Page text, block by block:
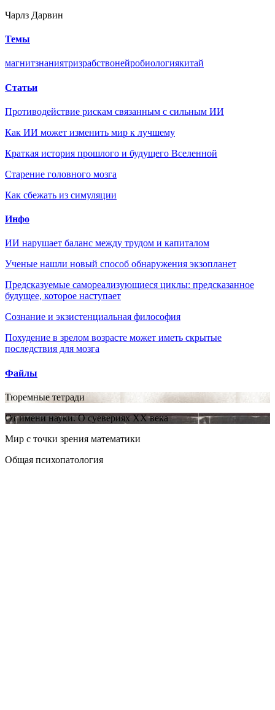
Чарлз Дарвин
Темы
магнитзнаниятризрабствонейробиологиякитай
Статьи
Противодействие рискам связанным с сильным ИИ
Как ИИ может изменить мир к лучшему
Краткая история прошлого и будущего Вселенной
Старение головного мозга
Как сбежать из симуляции
Инфо
ИИ нарушает баланс между трудом и капиталом
Ученые нашли новый способ обнаружения экзопланет
Предсказуемые самореализующиеся циклы: предсказанное
будущее, которое наступает
Сознание и экзистенциальная философия
Похудение в зрелом возрасте может иметь скрытые
последствия для мозга
Файлы
Тюремные тетради
От имени науки. О суевериях XX века
Мир с точки зрения математики
Общая психопатология